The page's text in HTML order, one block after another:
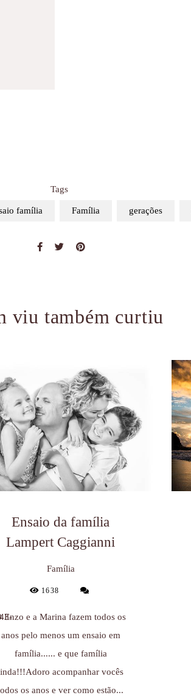
Tags
família Família gerações
viu também curtiu
Ensaio da família
Lampert Caggianni
Família
1638
Enzo e a Marina fazem todos os
anos pelo menos um ensaio em
família...... e que família
acompanhar vocês
os anos e ver como estão...